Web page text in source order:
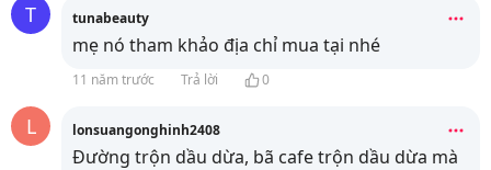
T tunabeauty
mẹ nó tham khảo địa chỉ mua tại nhé
11 năm trước Trả lời 0
L lonsuangonghinh2408
Đường trộn dầu dừa, bã cafe trộn dầu dừa mà